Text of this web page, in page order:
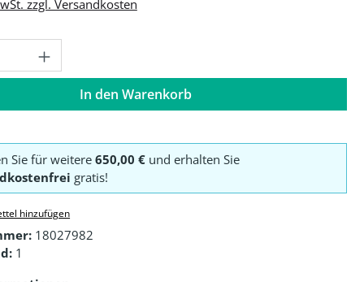
zzgl. Versandkosten
Anzahl: Gib den gewünschten Wert
In den Warenkorb
Sie für weitere 650,00 €und erhalten Sie
gratis!
hinzufügen
18027982
1